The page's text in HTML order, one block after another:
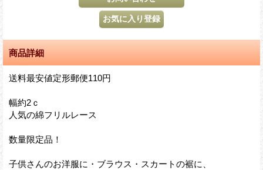
商品詳細
送料最安値定形郵便110円
幅約2ｃ
人気の綿フリルレース
数量限定品！
子供さんのお洋服に・ブラウス・スカートの裾に、